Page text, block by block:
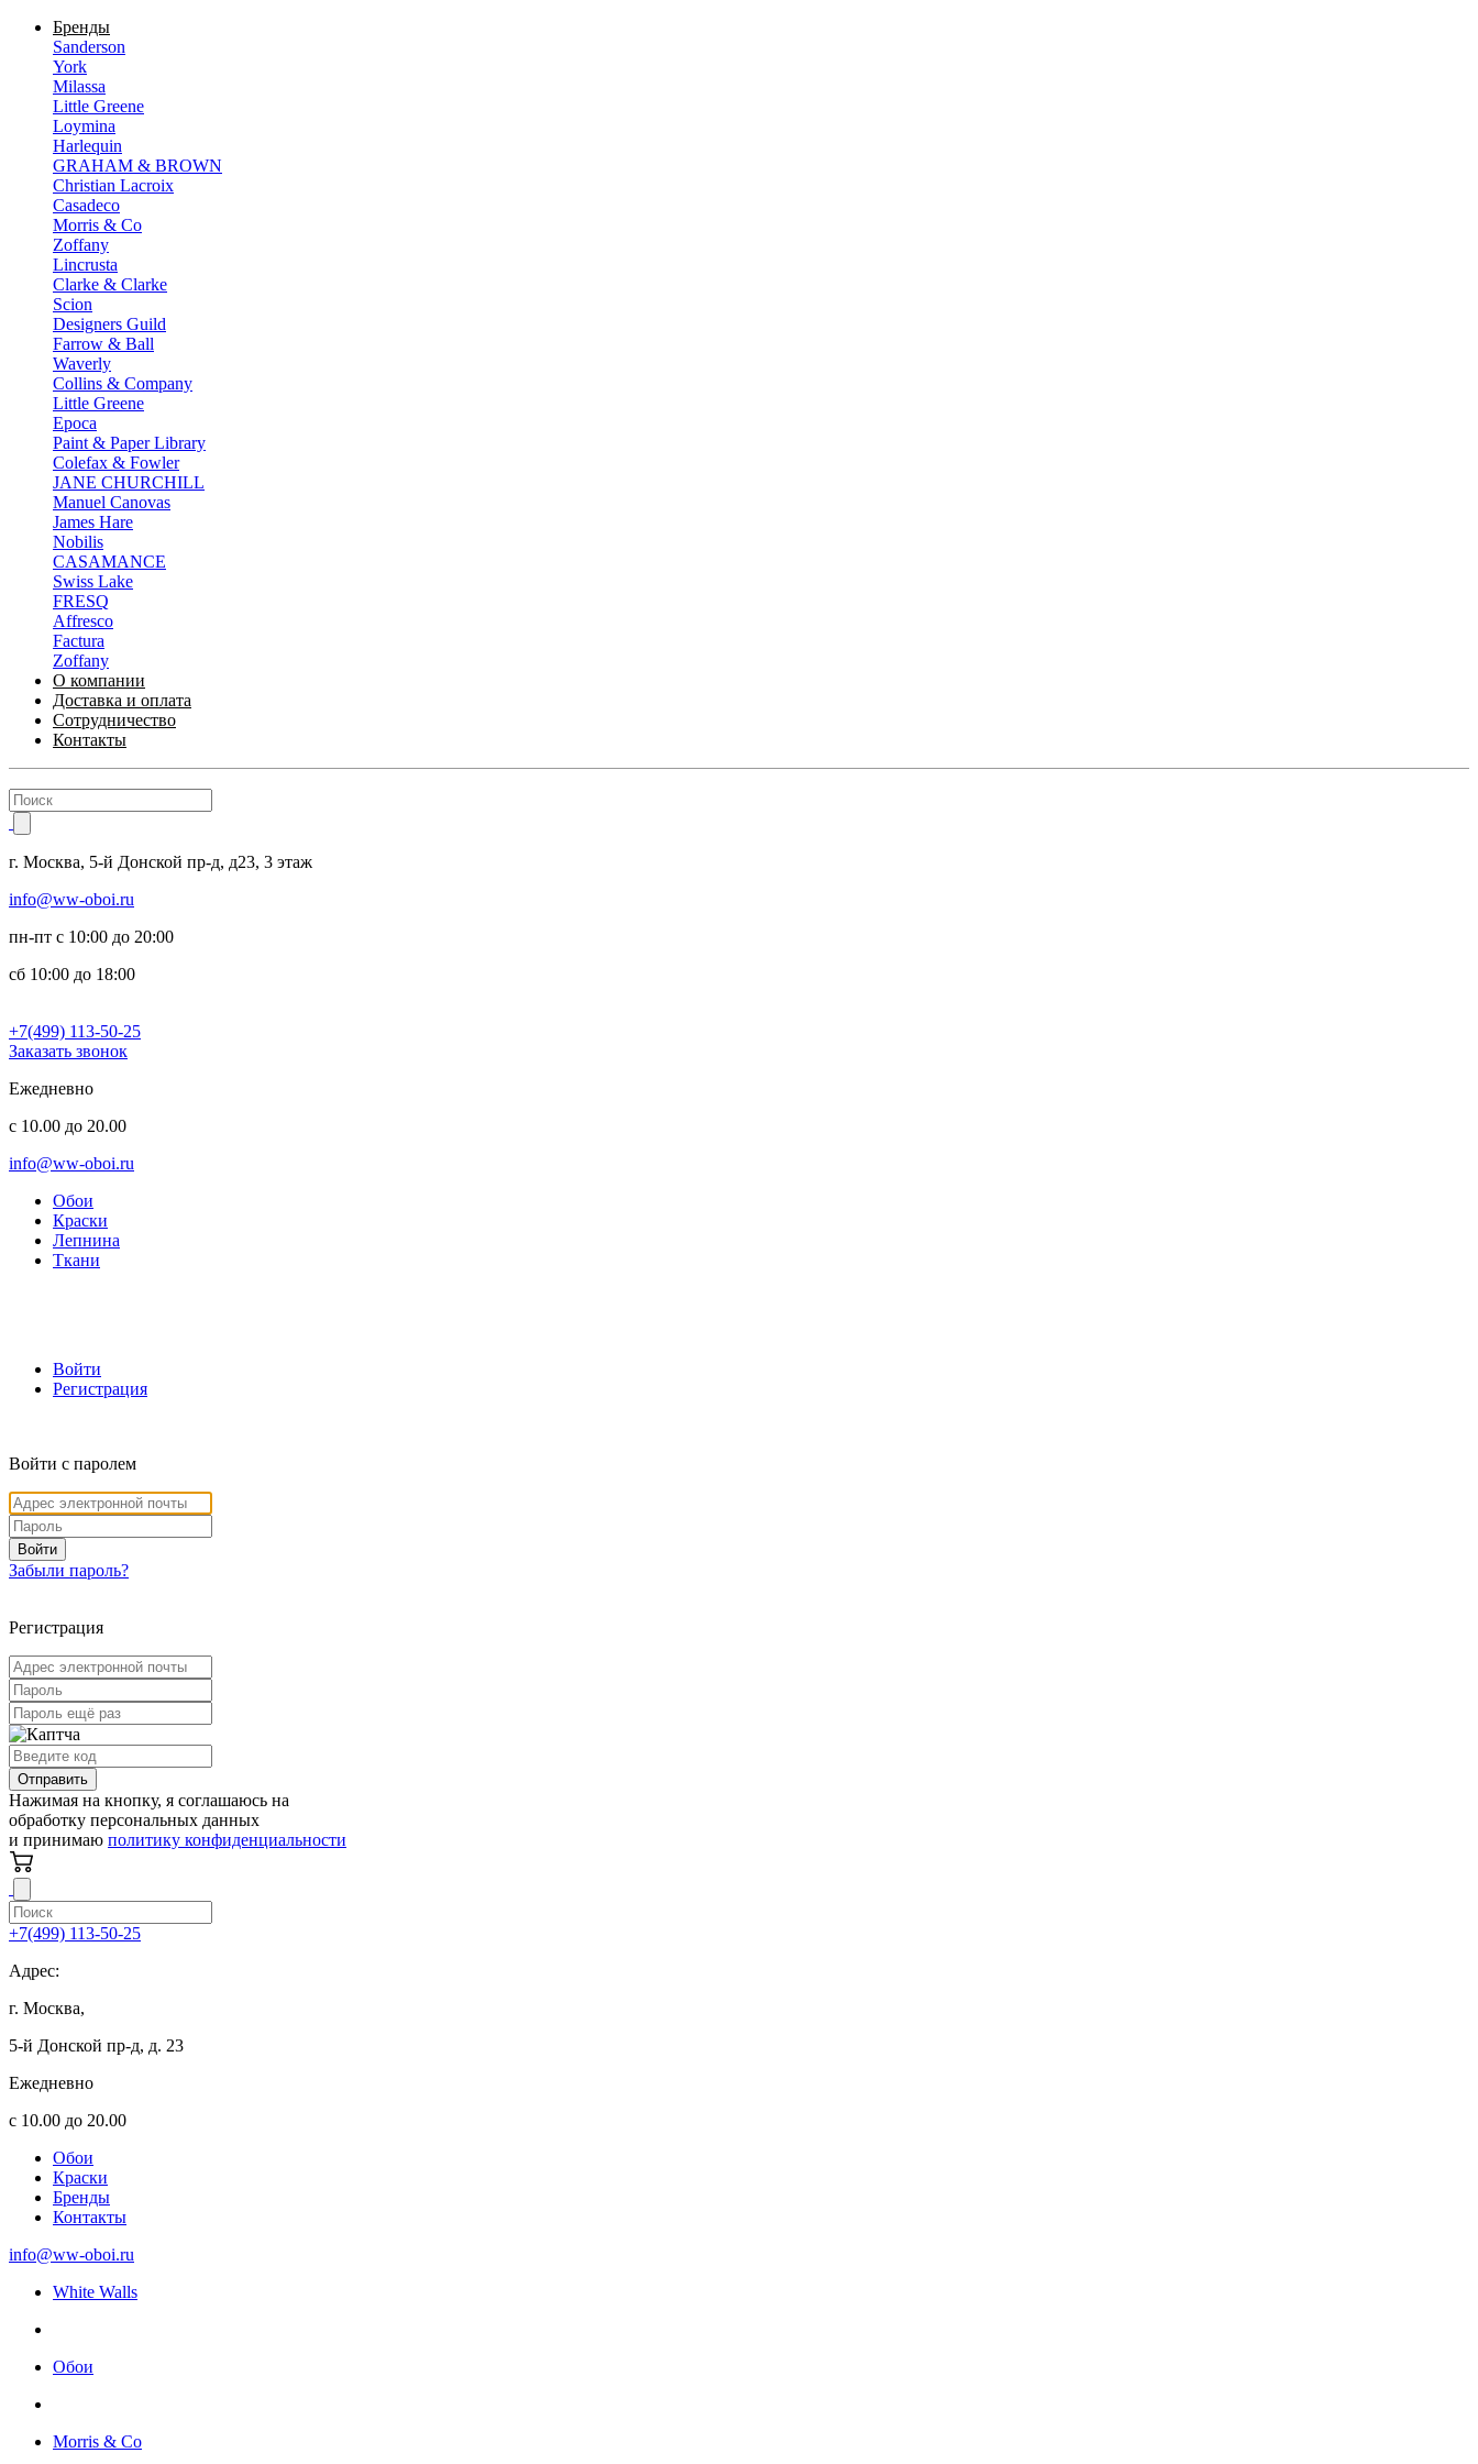
Бренды
Sanderson
York
Milassa
Little Greene
Loymina
Harlequin
GRAHAM & BROWN
Christian Lacroix
Casadeco
Morris & Co
Zoffany
Lincrusta
Clarke & Clarke
Scion
Designers Guild
Farrow & Ball
Waverly
Collins & Company
Little Greene
Epoca
Paint & Paper Library
Colefax & Fowler
JANE CHURCHILL
Manuel Canovas
James Hare
Nobilis
CASAMANCE
Swiss Lake
FRESQ
Affresco
Factura
Zoffany
О компании
Доставка и оплата
Сотрудничество
Контакты
г. Москва, 5-й Донской пр-д, д23, 3 этаж
info@ww-oboi.ru
пн-пт с 10:00 до 20:00
сб 10:00 до 18:00
+7(499) 113-50-25
Заказать звонок
Ежедневно
с 10.00 до 20.00
info@ww-oboi.ru
Обои
Краски
Лепнина
Ткани
Войти
Регистрация
Войти с паролем
Войти
Забыли пароль?
Регистрация
Отправить
Нажимая на кнопку, я соглашаюсь на
обработку персональных данных
и принимаю политику конфиденциальности
+7(499) 113-50-25
Адрес:
г. Москва,
5-й Донской пр-д, д. 23
Ежедневно
с 10.00 до 20.00
Обои
Краски
Бренды
Контакты
info@ww-oboi.ru
White Walls
Обои
Morris & Co